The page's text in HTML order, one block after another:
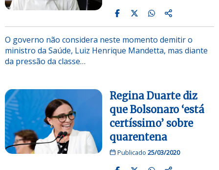
O governo não considera neste momento demitir o
ministro da Saúde, Luiz Henrique Mandetta, mas diante
da pressão da classe…
Regina Duarte diz
que Bolsonaro ‘está
certíssimo’ sobre
quarentena
Publicado 25/03/2020